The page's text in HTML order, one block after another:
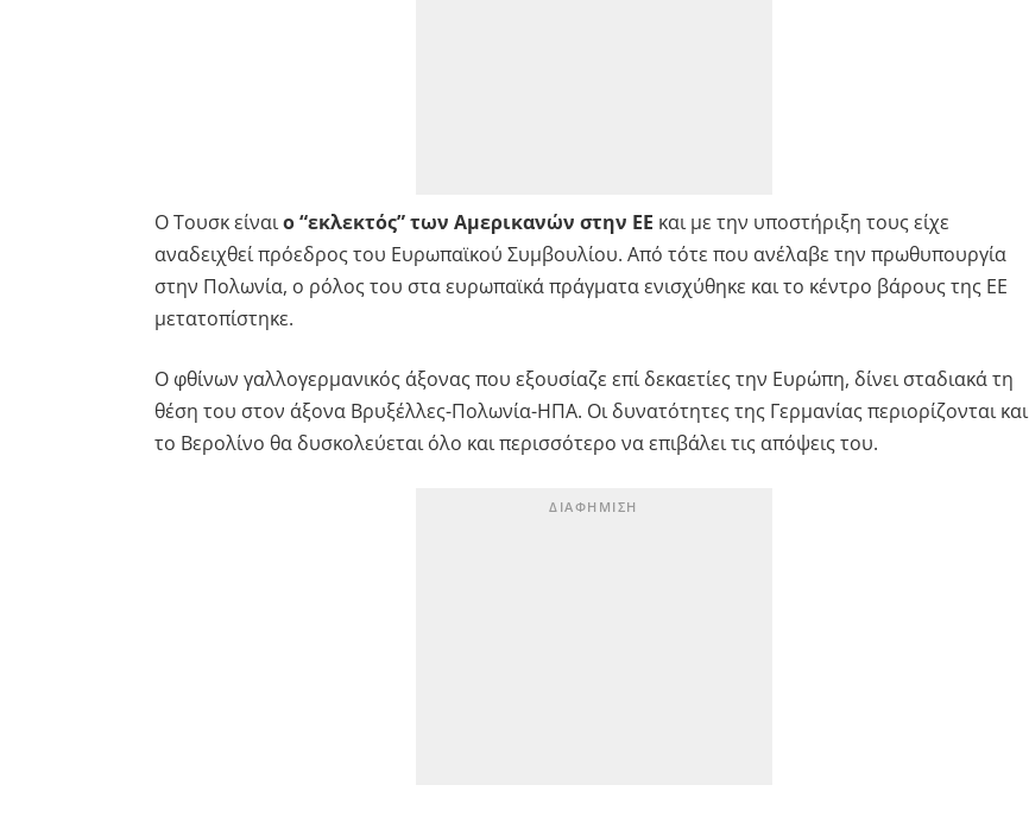
Ο Τουσκ είναιο “εκλεκτός” των Αμερικανών στην ΕΕ και με την υποστήριξη τους είχε
αναδειχθεί πρόεδρος του Ευρωπαϊκού Συμβουλίου. Από τότε που ανέλαβε την πρωθυπουργία
στην Πολωνία, ο ρόλος του στα ευρωπαϊκά πράγματα ενισχύθηκε και το κέντρο βάρους της ΕΕ
μετατοπίστηκε.
Ο φθίνων γαλλογερμανικός άξονας που εξουσίαζε επί δεκαετίες την Ευρώπη, δίνει σταδιακά τη
θέση του στον άξονα Βρυξέλλες-Πολωνία-ΗΠΑ. Οι δυνατότητες της Γερμανίας περιορίζονται και
το Βερολίνο θα δυσκολεύεται όλο και περισσότερο να επιβάλει τις απόψεις του.